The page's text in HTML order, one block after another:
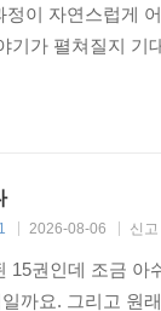
분위기 속에서
이 자연스럽게
| 2026-08-06 | 신고
15권인데 조금